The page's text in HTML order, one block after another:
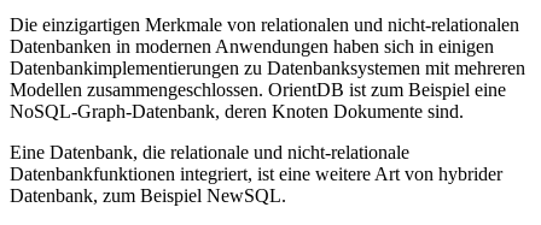
Die einzigartigen Merkmale von relationalen und nicht-relationalen
Datenbanken in modernen Anwendungen haben sich in einigen
Datenbankimplementierungen zu Datenbanksystemen mit mehreren
Modellen zusammengeschlossen. OrientDB ist zum Beispiel eine
NoSQL-Graph-Datenbank, deren Knoten Dokumente sind.
Eine Datenbank, die relationale und nicht-relationale
Datenbankfunktionen integriert, ist eine weitere Art von hybrider
Datenbank, zum Beispiel NewSQL.